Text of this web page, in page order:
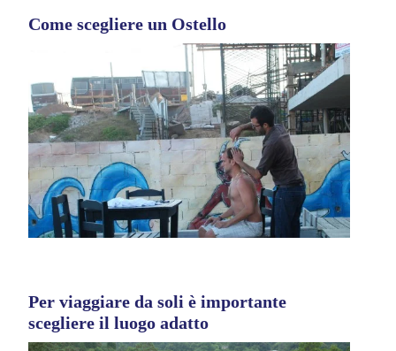
Come scegliere un Ostello
Per viaggiare da soli è importante
scegliere il luogo adatto